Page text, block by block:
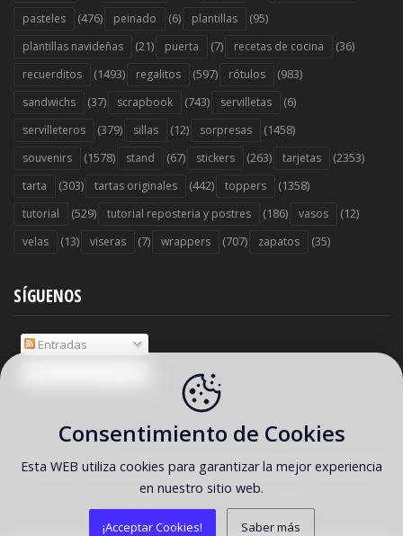
pasteles (476) peinado (6) plantillas (95)
plantillas navideñas (21) puerta (7) recetas de cocina (36)
recuerditos (1493) regalitos (597) rótulos (983)
sandwichs (37) scrapbook (743) servilletas (6)
servilleteros (379) sillas (12) sorpresas (1458)
souvenirs (1578) stand (67) stickers (263) tarjetas (2353)
tarta (303) tartas originales (442) toppers (1358)
tutorial (529) tutorial reposteria y postres (186) vasos (12)
velas (13) viseras (7) wrappers (707) zapatos (35)
SÍGUENOS
Entradas
COPYRIGHT ©2026 Ideas y material gratis para fiestas y celebraciones
Oh My Fiesta!
Home
FAQ Contact
Consentimiento de Cookies
Esta WEB utiliza cookies para garantizar la mejor experiencia
en nuestro sitio web.
¡Acceptar Cookies! Saber más